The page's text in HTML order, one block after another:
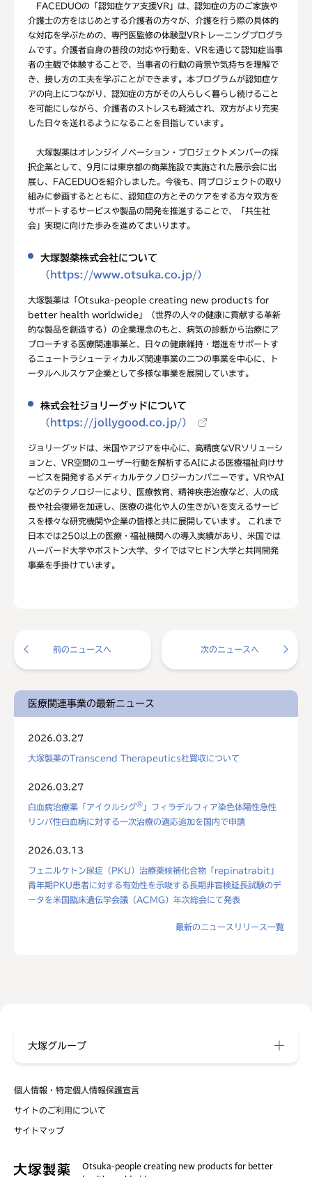
FACEDUOの「認知症ケア支援VR」は、認知症の方のご家族や
介護士の方をはじめとする介護者の方々が、介護を行う際の具体的
な対応を学ぶための、専門医監修の体験型VRトレーニングプログラ
ムです。介護者自身の普段の対応や行動を、VRを通じて認知症当事
者の主観で体験することで、当事者の行動の背景や気持ちを理解で
き、接し方の工夫を学ぶことができます。本プログラムが認知症ケ
アの向上につながり、認知症の方がその人らしく暮らし続けること
を可能にしながら、介護者のストレスも軽減され、双方がより充実
した日々を送れるようになることを目指しています。
大塚製薬はオレンジイノベーション・プロジェクトメンバーの採
択企業として、9月には東京都の商業施設で実施された展示会に出
展し、FACEDUOを紹介しました。今後も、同プロジェクトの取り
組みに参画するとともに、認知症の方とそのケアをする方々双方を
サポートするサービスや製品の開発を推進することで、「共生社
会」実現に向けた歩みを進めてまいります。
大塚製薬株式会社について
（https://www.otsuka.co.jp/）
大塚製薬は「Otsuka-people creating new products for
better health worldwide」（世界の人々の健康に貢献する革新
的な製品を創造する）の企業理念のもと、病気の診断から治療にア
プローチする医療関連事業と、日々の健康維持・増進をサポートす
るニュートラシューティカルズ関連事業の二つの事業を中心に、ト
ータルヘルスケア企業として多様な事業を展開しています。
株式会社ジョリーグッドについて
（https://jollygood.co.jp/）
ジョリーグッドは、米国やアジアを中心に、高精度なVRソリューシ
ョンと、VR空間のユーザー行動を解析するAIによる医療福祉向けサ
ービスを開発するメディカルテクノロジーカンパニーです。VRやAI
などのテクノロジーにより、医療教育、精神疾患治療など、人の成
長や社会復帰を加速し、医療の進化や人の生きがいを支えるサービ
スを様々な研究機関や企業の皆様と共に展開しています。 これまで
日本では250以上の医療・福祉機関への導入実績があり、米国では
ハーバード大学やボストン大学、タイではマヒドン大学と共同開発
事業を手掛けています。
前のニュースへ 次のニュースへ
医療関連事業の最新ニュース
2026.03.27
大塚製薬のTranscend Therapeutics社買収について
2026.03.27
白血病治療薬「アイクルシグ® 」フィラデルフィア染色体陽性急性
リンパ性白血病に対する一次治療の適応追加を国内で申請
2026.03.13
フェニルケトン尿症（PKU）治療薬候補化合物「repinatrabit」
青年期PKU患者に対する有効性を示唆する長期非盲検延長試験のデ
ータを米国臨床遺伝学会議（ACMG）年次総会にて発表
最新のニュースリリース一覧
個人情報・特定個人情報保護宣言
サイトのご利用について
サイトマップ
大塚グループ
Otsuka-people creating new products for better